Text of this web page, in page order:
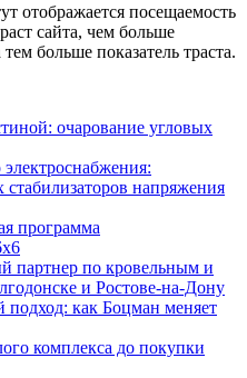
отображается посещаемость
сайта, чем больше
больше показатель траста.
очарование угловых
напряжения
программа
партнер по кровельным и
и Ростове-на-Дону
как Боцман меняет
комплекса до покупки